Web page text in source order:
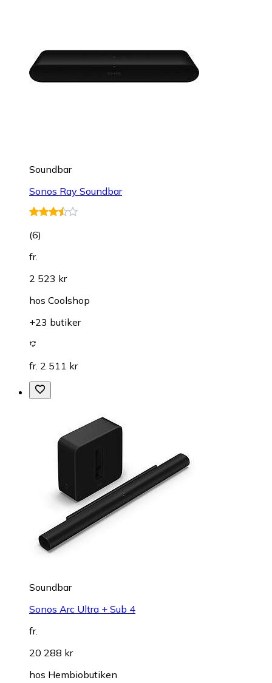
Soundbar
Sonos Ray Soundbar
(6)
fr.
2 523 kr
hos Coolshop
+23 butiker
fr. 2 511 kr
Soundbar
Sonos Arc Ultra + Sub 4
fr.
20 288 kr
hos Hembiobutiken